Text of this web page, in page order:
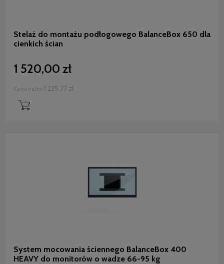
Stelaż do montażu podłogowego BalanceBox 650 dla
cienkich ścian
1 520,00 zł
Cena netto: 1 235,77 zł
System mocowania ściennego BalanceBox 400
HEAVY do monitorów o wadze 66-95 kg